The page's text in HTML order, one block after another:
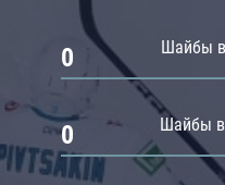
Шайбы
0
Шайбы
0